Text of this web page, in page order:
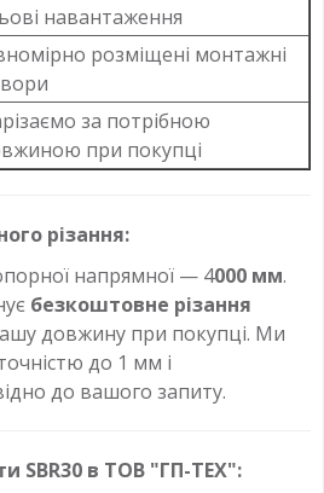
навантаження
розміщені монтажні
за потрібною
при покупці
різання:
напрямної — 4000 мм.
безкоштовне різання
довжину при покупці. Ми
до 1 мм і
до вашого запиту.
SBR30 в ТОВ "ГП-ТЕХ":